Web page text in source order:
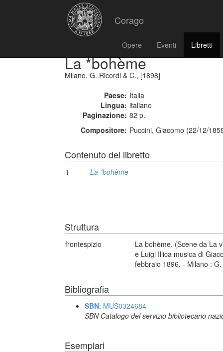
Corago
Opere Eventi Libretti
La *bohème
Milano, G. Ricordi & C., [1898]
Paese: Italia
Lingua: italiano
Paginazione: 82 p.
Compositore: Puccini, Giacomo (22/12/
Contenuto del libretto
1 La *bohème
Struttura
frontespizio
La bohème. (Scene da La
e Luigi Illica musica di
febbraio 1896. - Milano :
Bibliografia
SBN: MUS0324684
SBN Catalogo del servizio bibliotecario
Esemplari